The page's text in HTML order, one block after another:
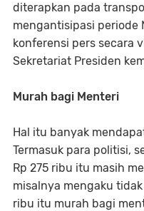
diterapkan pada
mengantisipasi periode
konferensi pers secara
Sekretariat Presiden
Murah bagi Menteri
Hal itu banyak
Termasuk para politisi,
Rp 275 ribu itu masih
misalnya mengaku
ribu itu murah bagi